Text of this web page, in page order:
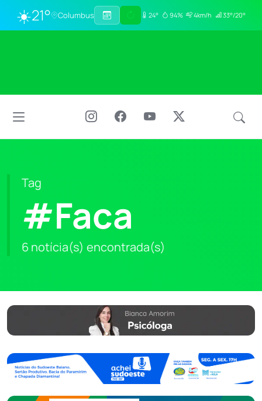
☀️21° Columbus 24° 94% 4km/h 33°/20°
Tag
#Faca
6 notícia(s) encontrada(s)